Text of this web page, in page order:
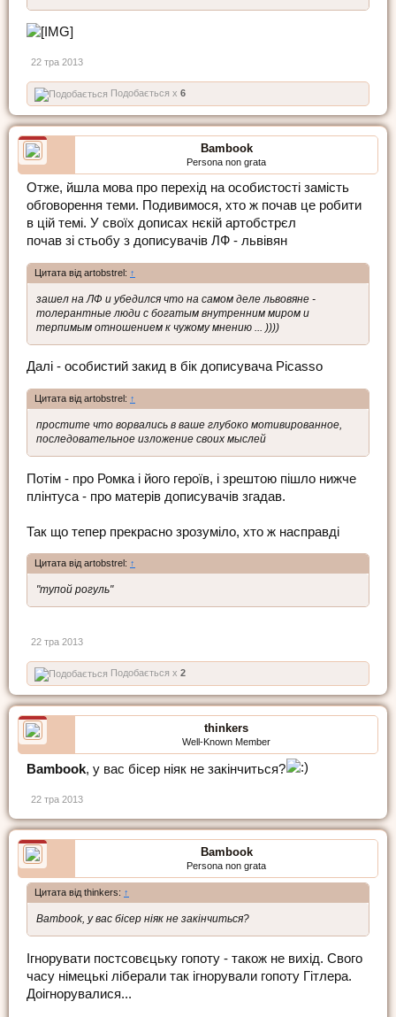
22 тра 2013
Подобається x 6
Bambook
Persona non grata
Отже, йшла мова про перехід на особистості замість
обговорення теми. Подивимося, хто ж почав це робити
в цій темі. У своїх дописах нєкій артобстрєл
почав зі стьобу з дописувачів ЛФ - львівян
Цитата від artobstrel: ↑
зашел на ЛФ и убедился что на самом деле львовяне -
толерантные люди с богатым внутренним миром и
терпимым отношением к чужому мнению ... ))))
Далі - особистий закид в бік дописувача Picasso
Цитата від artobstrel: ↑
простите что ворвались в ваше глубоко мотивированное,
последовательное изложение своих мыслей
Потім - про Ромка і його героїв, і зрештою пішло нижче
плінтуса - про матерів дописувачів згадав.
Так що тепер прекрасно зрозуміло, хто ж насправді
Цитата від artobstrel: ↑
"тупой рогуль"
22 тра 2013
Подобається x 2
thinkers
Well-Known Member
Bambook, у вас бісер ніяк не закінчиться?
22 тра 2013
Bambook
Persona non grata
Цитата від thinkers: ↑
Bambook, у вас бісер ніяк не закінчиться?
Ігнорувати постсовєцьку гопоту - також не вихід. Свого
часу німецькі ліберали так ігнорували гопоту Гітлера.
Доігнорувалися...